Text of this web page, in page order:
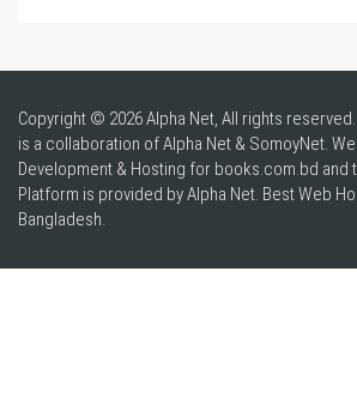
Copyright © 2026 Alpha Net, All rights
is a collaboration of Alpha Net & SomoyNet.
Development & Hosting for books.com.bd and
Platform is provided by Alpha Net. BestWeb
Bangladesh.